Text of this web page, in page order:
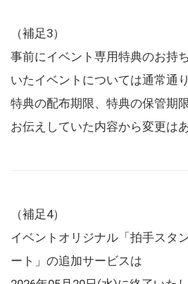
（補足3）
事前にイベント専用特典のお持
いたイベントについては通常通
特典の配布期限、特典の保管期
お伝えしていた内容から変更は
（補足4）
イベントオリジナル「拍手スタ
ート」の追加サービスは